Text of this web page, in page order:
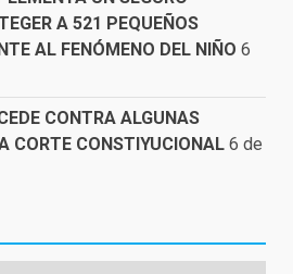
A 521 PEQUEÑOS
AL FENÓMENO DEL NIÑO 6
CONTRA ALGUNAS
CORTE CONSTIYUCIONAL 6 de